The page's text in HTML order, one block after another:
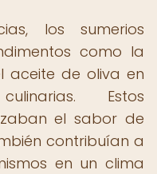
los sumerios
como la
aceite de oliva en
Estos
el sabor de
contribuían a
en un clima